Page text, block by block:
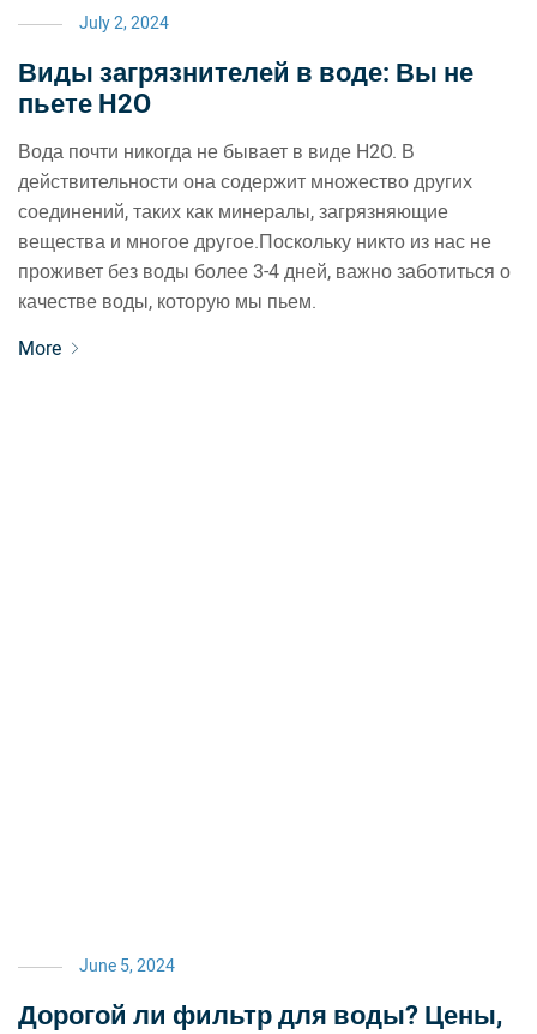
July 2, 2024
Виды загрязнителей в воде: Вы не
пьете H2O
Вода почти никогда не бывает в виде H2O. В
действительности она содержит множество других
соединений, таких как минералы, загрязняющие
вещества и многое другое.Поскольку никто из нас не
проживет без воды более 3-4 дней, важно заботиться о
качестве воды, которую мы пьем.
More
June 5, 2024
Дорогой ли фильтр для воды? Цены,